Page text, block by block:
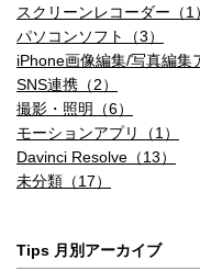
スクリーンレコーダー（1）
パソコンソフト（3）
iPhone画像編集/写真編集
SNS連携（2）
撮影・照明（6）
モーションアプリ（1）
Davinci Resolve（13）
未分類（17）
Tips 月別アーカイブ